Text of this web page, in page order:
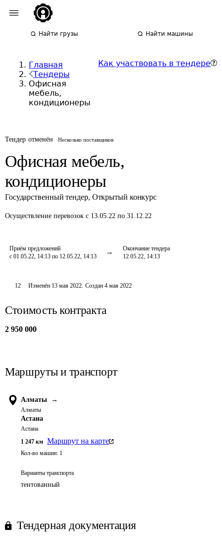
Найти грузы Найти машины
Главная
Тендеры
Офисная
мебель,
кондиционеры
Как участвовать в тендере
Тендер отменён Несколько поставщиков
Офисная мебель,
кондиционеры
Государственный тендер, Открытый конкурс
Осуществление перевозок с 13.05.22 по 31.12.22
Приём предложений
с 01.05.22, 14:13 по 12.05.22, 14:13
Окончание тендера
12.05.22, 14:13
12 Изменён 13 мая 2022. Создан 4 мая 2022
Стоимость контракта
2 950 000
Маршруты и транспорт
Алматы →
Алматы
Астана
Астана
1 247 км Маршрут на карте
Кол-во машин: 1
Варианты транспорта
тентованный
Тендерная документация